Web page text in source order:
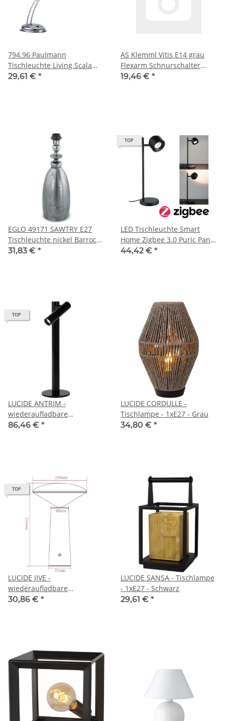
794.96 Paulmann
Tischleuchte Living Scala
LED 3x 1W 5000K 79496
29,61 € *
AS Klemml Vitis E14 grau
Flexarm Schnurschalter
Kabell 1,50m
19,46 € *
EGLO 49171 SAWTRY E27
Tischleuchte nickel Barrock
Antike ooptik
31,83 € *
TOP
LED Tischleuchte Smart
Home Zigbee 3.0 Puric Pane
2700K 400lm 4,5W Schwarz
44,42 € *
TOP
LUCIDE ANTRIM -
wiederaufladbare
Schreibtischlampe
86,46 € *
LUCIDE CORDULLE -
Tischlampe - 1xE27 - Grau
34,80 € *
TOP
LUCIDE JIVE -
wiederaufladbare
Tischlampe Innen/Außen -
30,86 € *
LUCIDE SANSA - Tischlampe
- 1xE27 - Schwarz
29,61 € *